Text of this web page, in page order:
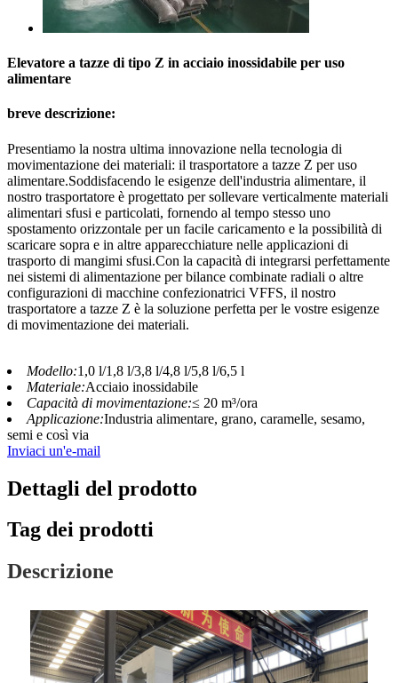
Elevatore a tazze di tipo Z in acciaio inossidabile per uso
alimentare
breve descrizione:
Presentiamo la nostra ultima innovazione nella tecnologia di
movimentazione dei materiali: il trasportatore a tazze Z per uso
alimentare.Soddisfacendo le esigenze dell'industria alimentare, il
nostro trasportatore è progettato per sollevare verticalmente materiali
alimentari sfusi e particolati, fornendo al tempo stesso uno
spostamento orizzontale per un facile caricamento e la possibilità di
scaricare sopra e in altre apparecchiature nelle applicazioni di
trasporto di mangimi sfusi.Con la capacità di integrarsi perfettamente
nei sistemi di alimentazione per bilance combinate radiali o altre
configurazioni di macchine confezionatrici VFFS, il nostro
trasportatore a tazze Z è la soluzione perfetta per le vostre esigenze
di movimentazione dei materiali.
Modello:1,0 l/1,8 l/3,8 l/4,8 l/5,8 l/6,5 l
Materiale:Acciaio inossidabile
Capacità di movimentazione:≤ 20 m³/ora
Applicazione:Industria alimentare, grano, caramelle, sesamo,
semi e così via
Inviaci un'e-mail
Dettagli del prodotto
Tag dei prodotti
Descrizione